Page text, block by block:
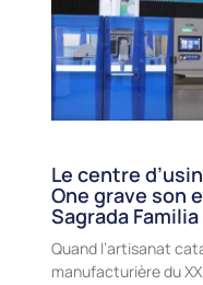
Le centre
One grave son
Sagrada Familia
Quand l’artisanat
manufacturière du